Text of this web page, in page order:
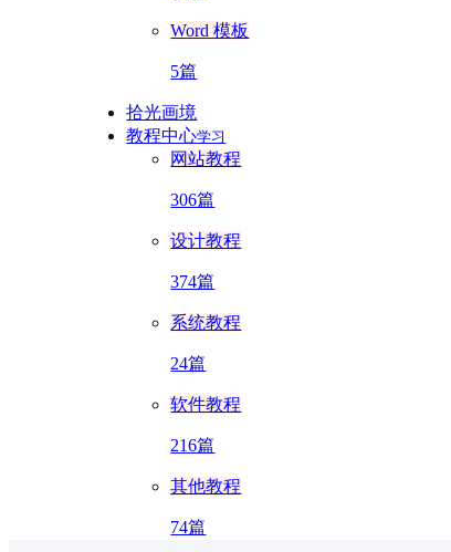
Word 模板
5篇
拾光画境
教程中心学习
网站教程
306篇
设计教程
374篇
系统教程
24篇
软件教程
216篇
其他教程
74篇